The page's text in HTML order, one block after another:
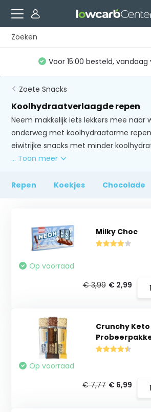
Gratis verzending vanaf
Zoete Snacks
Koolhydraatverlaagde repen
Neem makkelijk iets lekkers mee naar
onderweg met koolhydraatarme
eiwitrijke snacks met minder
... Toon meer
Repen Koekjes Chocolade
Milky Choc
Op voorraad
€ 3,99 € 2,99
Crunchy Keto
Op voorraad
€ 7,77 € 6,99